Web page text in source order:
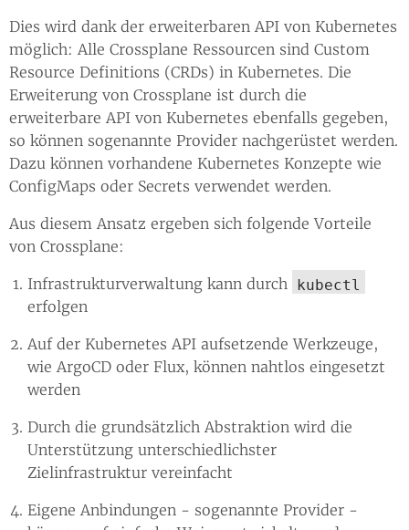
Dies wird dank der erweiterbaren API von Kubernetes
möglich: Alle Crossplane Ressourcen sind Custom
Resource Definitions (CRDs) in Kubernetes. Die
Erweiterung von Crossplane ist durch die
erweiterbare API von Kubernetes ebenfalls gegeben,
so können sogenannte Provider nachgerüstet werden.
Dazu können vorhandene Kubernetes Konzepte wie
ConfigMaps oder Secrets verwendet werden.
Aus diesem Ansatz ergeben sich folgende Vorteile
von Crossplane:
Infrastrukturverwaltung kann durch kubectl
erfolgen
Auf der Kubernetes API aufsetzende Werkzeuge,
wie ArgoCD oder Flux, können nahtlos eingesetzt
werden
Durch die grundsätzlich Abstraktion wird die
Unterstützung unterschiedlichster
Zielinfrastruktur vereinfacht
Eigene Anbindungen - sogenannte Provider -